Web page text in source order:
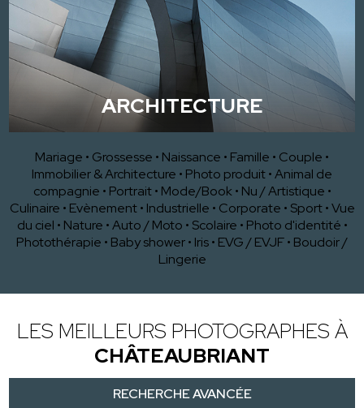
ARCHITECTURE
Mariage • Grossesse • Naissance • Famille • Couple •
Immobilier & Architecture • Photo produit•Animal de
compagnie • Portrait • Mode/Book • Nu / Artistique •
Culinaire • Evènement • Industrielle • Corporate • Sport •Vue
du ciel • Nature •Auto / Moto • Scolaire • Photo d'identité •
Photothérapie • Baby shower• Iris• EVG / EVJF• Boudoir /
Lingerie
LES MEILLEURS PHOTOGRAPHES À
CHÂTEAUBRIANT
RECHERCHE AVANCÉE